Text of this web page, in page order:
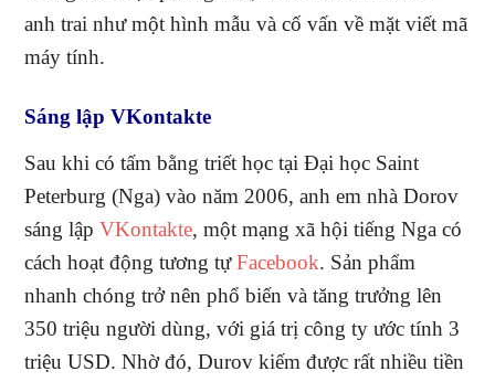
anh trai như một hình mẫu và cố vấn về mặt viết mã
máy tính.
Sáng lập VKontakte
Sau khi có tấm bằng triết học tại Đại học Saint
Peterburg (Nga) vào năm 2006, anh em nhà Dorov
sáng lậpVKontakte, một mạng xã hội tiếng Nga có
cách hoạt động tương tựFacebook. Sản phẩm
nhanh chóng trở nên phổ biến và tăng trưởng lên
350 triệu người dùng, với giá trị công ty ước tính 3
triệu USD. Nhờ đó, Durov kiếm được rất nhiều tiền